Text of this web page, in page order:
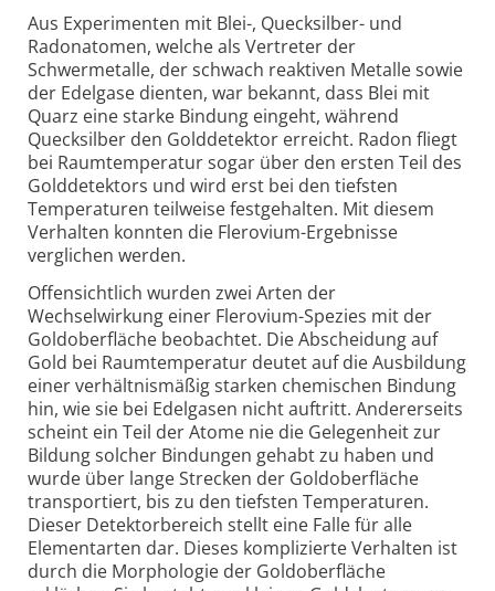
Aus Experimenten mit Blei-, Quecksilber- und
Radonatomen, welche als Vertreter der
Schwermetalle, der schwach reaktiven Metalle sowie
der Edelgase dienten, war bekannt, dass Blei mit
Quarz eine starke Bindung eingeht, während
Quecksilber den Golddetektor erreicht. Radon fliegt
bei Raumtemperatur sogar über den ersten Teil des
Golddetektors und wird erst bei den tiefsten
Temperaturen teilweise festgehalten. Mit diesem
Verhalten konnten die Flerovium-Ergebnisse
verglichen werden.
Offensichtlich wurden zwei Arten der
Wechselwirkung einer Flerovium-Spezies mit der
Goldoberfläche beobachtet. Die Abscheidung auf
Gold bei Raumtemperatur deutet auf die Ausbildung
einer verhältnismäßig starken chemischen Bindung
hin, wie sie bei Edelgasen nicht auftritt. Andererseits
scheint ein Teil der Atome nie die Gelegenheit zur
Bildung solcher Bindungen gehabt zu haben und
wurde über lange Strecken der Goldoberfläche
transportiert, bis zu den tiefsten Temperaturen.
Dieser Detektorbereich stellt eine Falle für alle
Elementarten dar. Dieses komplizierte Verhalten ist
durch die Morphologie der Gold­oberfläche